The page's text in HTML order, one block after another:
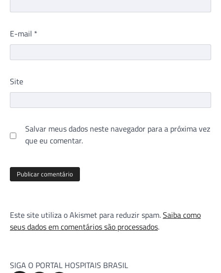
E-mail *
Site
Salvar meus dados neste navegador para a próxima vez
que eu comentar.
Este site utiliza o Akismet para reduzir spam.Saiba como
seus dados em comentários são processados.
SIGA O PORTAL HOSPITAIS BRASIL